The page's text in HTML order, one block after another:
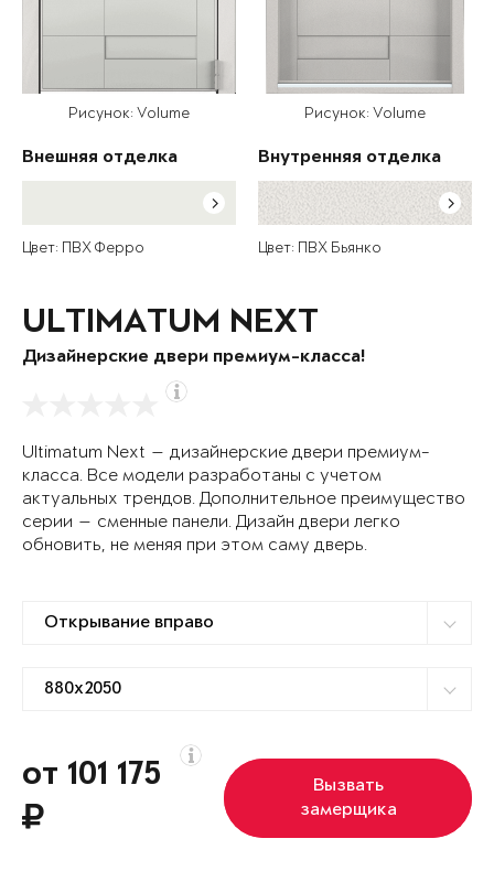
Рисунок: Volume
Внешняя отделка
Цвет: ПВХ Ферро
Рисунок: Volume
Внутренняя отделка
Цвет: ПВХ Бьянко
ULTIMATUM NEXT
Дизайнерские двери премиум-класса!
Ultimatum Next — дизайнерские двери премиум-
класса. Все модели разработаны с учетом
актуальных трендов. Дополнительное преимущество
серии — сменные панели. Дизайн двери легко
обновить, не меняя при этом саму дверь.
от 101 175
Вызвать
замерщика